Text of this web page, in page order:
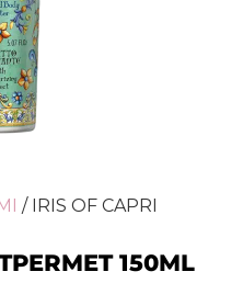
/ IRIS OF CAPRI
150ML